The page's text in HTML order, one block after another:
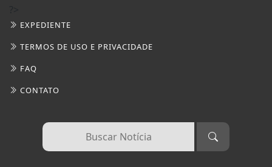
EXPEDIENTE
TERMOS DE USO E PRIVACIDADE
FAQ
CONTATO
Termos de Uso e Privacidade